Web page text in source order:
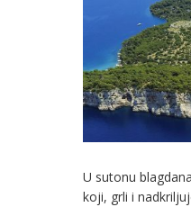
U sutonu
koji, grli i